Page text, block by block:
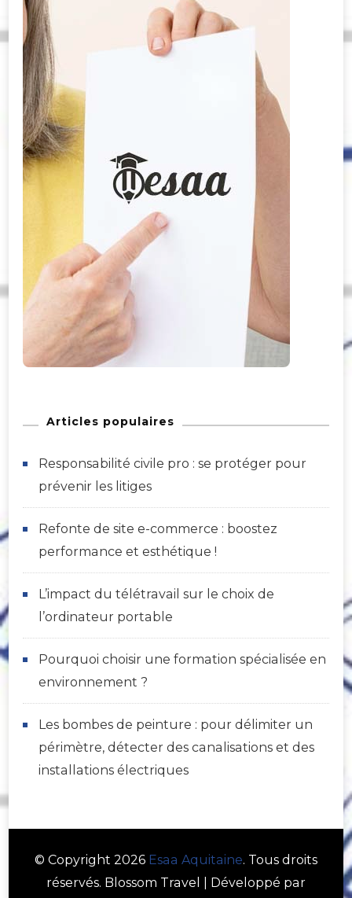
Articles populaires
Responsabilité civile pro : se protéger pour
prévenir les litiges
Refonte de site e-commerce : boostez
performance et esthétique !
L’impact du télétravail sur le choix de
l’ordinateur portable
Pourquoi choisir une formation spécialisée en
environnement ?
Les bombes de peinture : pour délimiter un
périmètre, détecter des canalisations et des
installations électriques
© Copyright 2026 Esaa Aquitaine. Tous droits
réservés. Blossom Travel | Développé par